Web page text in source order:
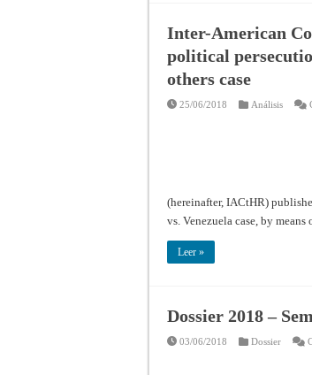
Inter-American
political
others case
25/06/2018 Análisis
(hereinafter, IACtHR)
vs. Venezuela case, by means
Leer »
Dossier 2018 –
03/06/2018 Dossier